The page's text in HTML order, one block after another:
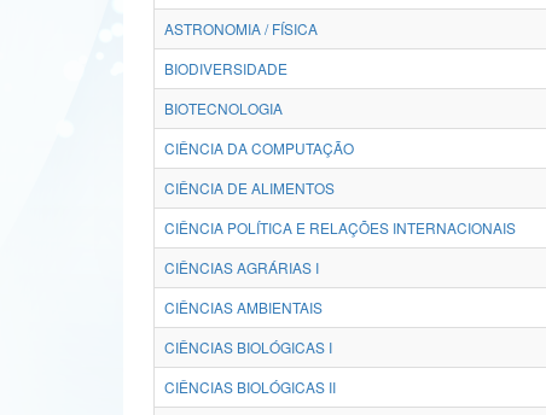
ASTRONOMIA / FÍSICA
BIODIVERSIDADE
BIOTECNOLOGIA
CIÊNCIA DA COMPUTAÇÃO
CIÊNCIA DE ALIMENTOS
CIÊNCIA POLÍTICA E RELAÇÕES INTERNACIONAIS
CIÊNCIAS AGRÁRIAS I
CIÊNCIAS AMBIENTAIS
CIÊNCIAS BIOLÓGICAS I
CIÊNCIAS BIOLÓGICAS II